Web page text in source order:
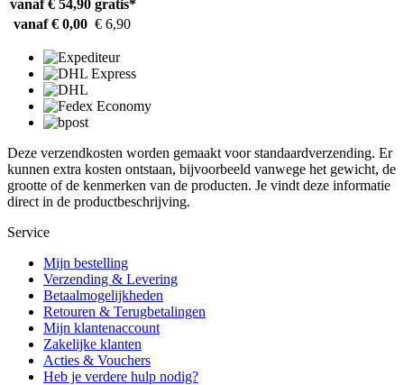
vanaf € 54,90 gratis*
vanaf € 0,00 € 6,90
Deze verzendkosten worden gemaakt voor standaardverzending. Er
kunnen extra kosten ontstaan, bijvoorbeeld vanwege het gewicht, de
grootte of de kenmerken van de producten. Je vindt deze informatie
direct in de productbeschrijving.
Service
Mijn bestelling
Verzending & Levering
Betaalmogelijkheden
Retouren & Terugbetalingen
Mijn klantenaccount
Zakelijke klanten
Acties & Vouchers
Heb je verdere hulp nodig?